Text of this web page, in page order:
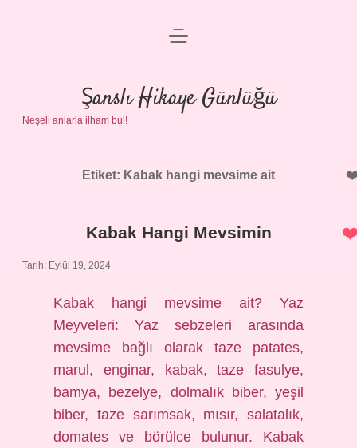
Anasayfa
Gizlilik Politikası
menüyü
Şanslı Hikaye Günlüğü
Neşeli anlarla ilham bul!
Etiket: Kabak hangi mevsime ait
Kabak Hangi Mevsimin
Tarih: Eylül 19, 2024
Kabak hangi mevsime ait? Yaz
Meyveleri: Yaz sebzeleri arasında
mevsime bağlı olarak taze patates,
marul, enginar, kabak, taze fasulye,
bamya, bezelye, dolmalık biber, yeşil
biber, taze sarımsak, mısır, salatalık,
domates ve börülce bulunur. Kabak